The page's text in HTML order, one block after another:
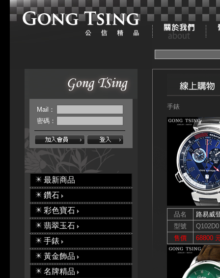
Mail：
密碼：
最新商品
鑽石
彩色寶石
翡翠玉石
手錶
黃金飾品
名牌精品
手錶
品名
路易威
型號
Q102D0
售價
68800